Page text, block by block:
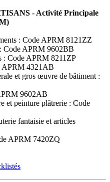
- Activité Principale
: Code APRM 8121ZZ
Code APRM 9602BB
: Code APRM 8211ZP
APRM 4321AB
et gros œuvre de bâtiment :
9602AB
et peinture plâtrerie : Code
fantaisie et articles
APRM 7420ZQ